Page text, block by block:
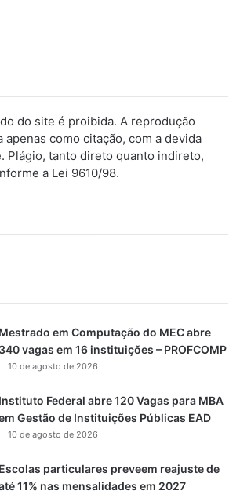
do site é proibida. A reprodução
apenas como citação, com a devida
Plágio, tanto direto quanto indireto,
a Lei 9610/98.
Mestrado em Computação do MEC abre
340 vagas em 16 instituições – PROFCOMP
10 de agosto de 2026
Instituto Federal abre 120 Vagas para MBA
Gestão de Instituições Públicas EAD
10 de agosto de 2026
Escolas particulares preveem reajuste de
11% nas mensalidades em 2027